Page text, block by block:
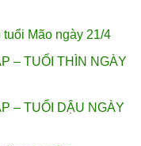
Mão ngày 21/4
– TUỔI THÌN NGÀY
– TUỔI DẬU NGÀY